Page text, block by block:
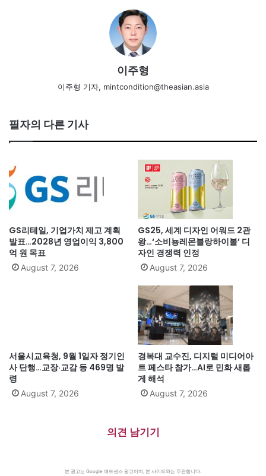
이주형
이주형 기자, mintcondition@theasian.asia
필자의 다른 기사
GS리테일, 기업가치 제고 계획
발표…2028년 영업이익 3,800
억 원 목표
August 7, 2026
GS25, 세계 디자인 어워드 2관
왕…‘소비뇽레몬블랑하이볼’ 디
자인 경쟁력 인정
August 7, 2026
서울시교육청, 9월 1일자 정기인
사 단행…교장·교감 등 469명 발
령
August 7, 2026
경복대 교수진, 디지털 미디어아
트 페스타 참가…AI로 민화 새롭
게 해석
August 7, 2026
의견 남기기
본 광고는 Google 애드센스 광고이며, 본 사이트와는 무관합니다.